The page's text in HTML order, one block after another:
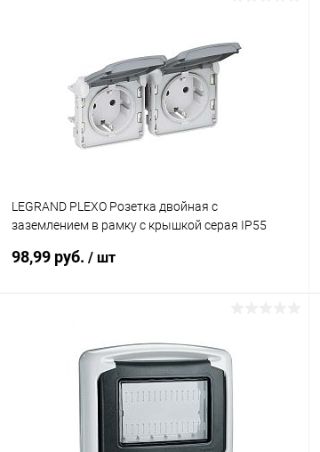
LEGRAND PLEXO Розетка двойная с
заземлением в рамку с крышкой серая IP55
98,99 руб. / шт
Купить в 1 клик К сравнению
В наличии